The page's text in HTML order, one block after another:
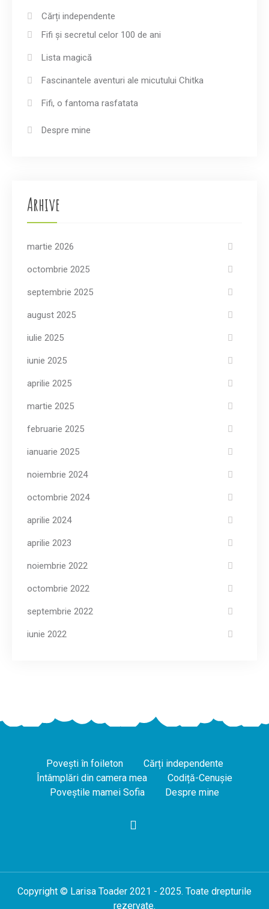
Cărți independente
Fifi și secretul celor 100 de ani
Lista magică
Fascinantele aventuri ale micutului Chitka
Fifi, o fantoma rasfatata
Despre mine
Arhive
martie 2026
octombrie 2025
septembrie 2025
august 2025
iulie 2025
iunie 2025
aprilie 2025
martie 2025
februarie 2025
ianuarie 2025
noiembrie 2024
octombrie 2024
aprilie 2024
aprilie 2023
noiembrie 2022
octombrie 2022
septembrie 2022
iunie 2022
Povești în foileton
Cărți independente
Întâmplări din camera mea
Codiță-Cenușie
Poveștile mamei Sofia
Despre mine
Copyright © Larisa Toader 2021 - 2025. Toate drepturile
rezervate.